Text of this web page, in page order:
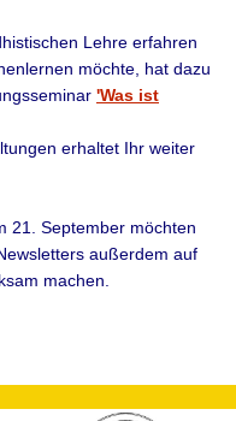
Lehre erfahren
möchte, hat dazu
'Was ist
erhaltet Ihr weiter
21. September möchten
außerdem auf
machen.